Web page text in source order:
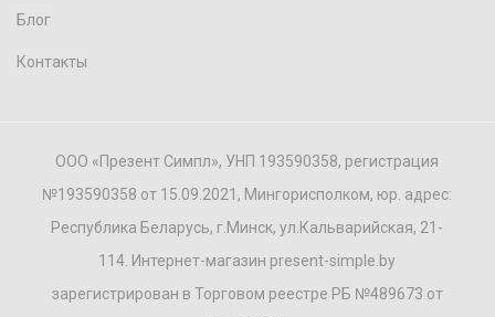
Блог
Контакты
ООО «Презент Симпл», УНП 193590358, регистрация
№193590358 от 15.09.2021, Мингорисполком, юр. адрес:
Республика Беларусь, г.Минск, ул.Кальварийская, 21-
114. Интернет-магазин present-simple.by
зарегистрирован в Торговом реестре РБ №489673 от